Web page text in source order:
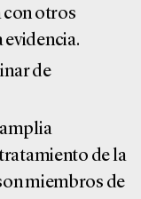
otros
de
de la
miembros de